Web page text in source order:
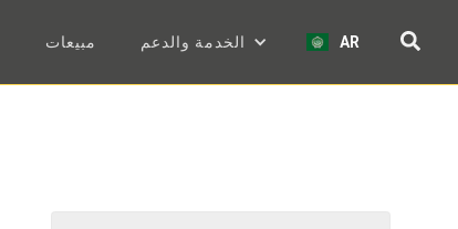
مبيعات الخدمة والدعم AR